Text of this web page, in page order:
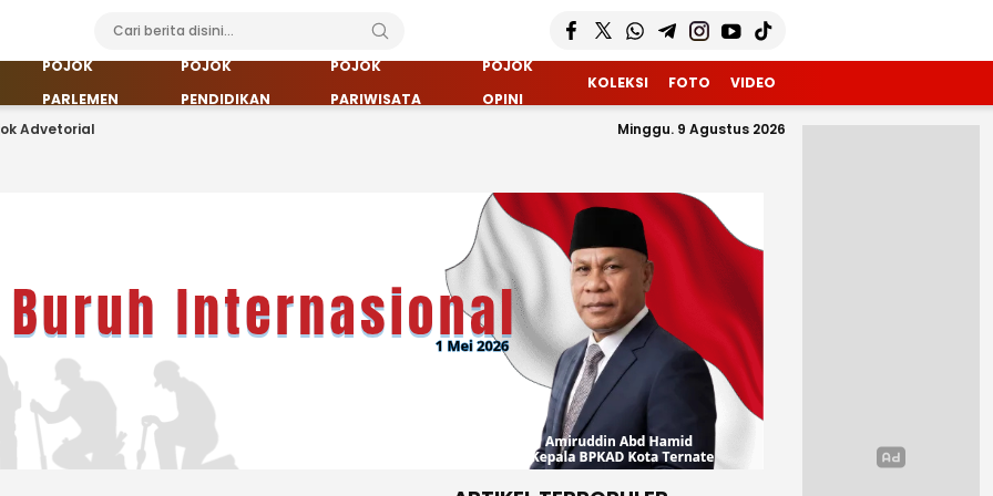
POJOK
PARLEMEN
POJOK
PENDIDIKAN
POJOK
PARIWISATA
POJOK
OPINI
KOLEKSI FOTO VIDEO
Advetorial Minggu. 9 Agustus 2026